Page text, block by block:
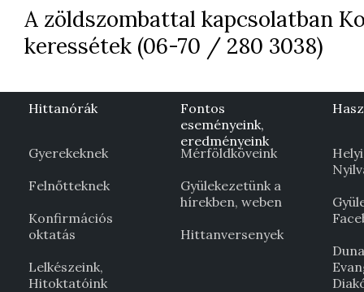
A zöldszombattal kapcsolatban
keressétek (06-70 / 280 3038)
Hittanórák
Gyerekeknek
Felnőtteknek
Konfirmációs
oktatás
Lelkészeink,
Hitoktatóink
Fontos
eseményeink,
eredményeink
Mérföldköveink
Gyülekezetünk a
hírekben, weben
Hittanversenyek